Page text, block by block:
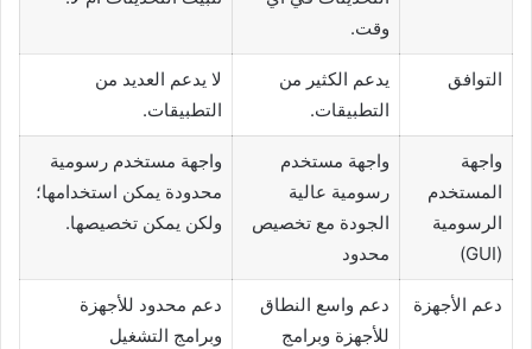
وقت.
التوافق
يدعم الكثير من
التطبيقات.
لا يدعم العديد من
التطبيقات.
واجهة
المستخدم
الرسومية
(GUI)
واجهة مستخدم
رسومية عالية
الجودة مع تخصيص
محدود
واجهة مستخدم رسومية
محدودة يمكن استخدامها؛
ولكن يمكن تخصيصها.
دعم الأجهزة
دعم واسع النطاق
للأجهزة وبرامج
دعم محدود للأجهزة
وبرامج التشغيل